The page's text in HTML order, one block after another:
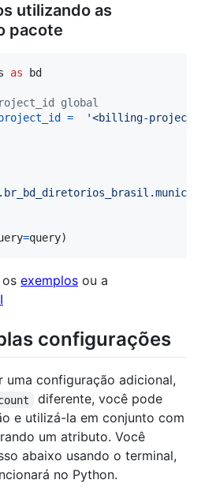
utilizando as
pacote
as bd
global
= '<billing-project-
=query)
exemplos ou a
configurações
uma configuração adicional,
diferente, você pode
e utilizá-la em conjunto com
um atributo. Você
abaixo usando o terminal,
no Python.